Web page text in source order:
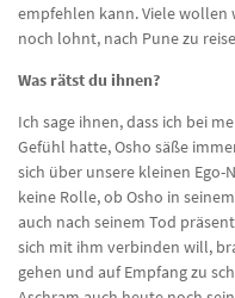
empfehlen kann. Viele wollen
noch lohnt, nach Pune zu
Was rätst du ihnen?
Ich sage ihnen, dass ich bei
Gefühl hatte, Osho säße
sich über unsere kleinen Ego-
keine Rolle, ob Osho in
auch nach seinem Tod
sich mit ihm verbinden will,
gehen und auf Empfang zu